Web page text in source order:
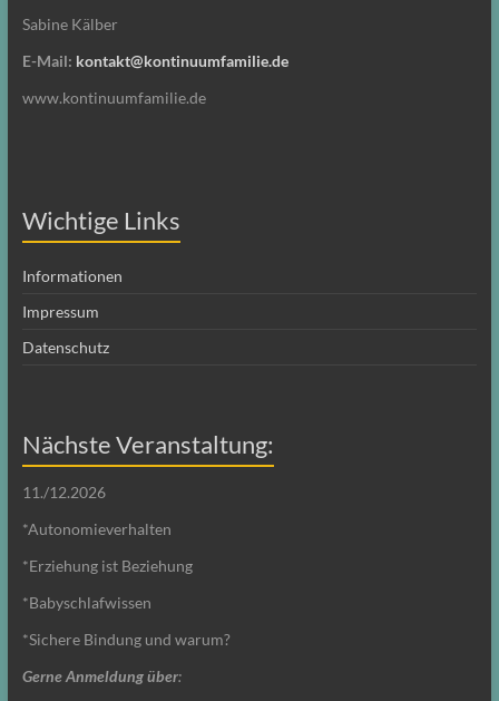
Sabine Kälber
E-Mail: kontakt@kontinuumfamilie.de
www.kontinuumfamilie.de
Wichtige Links
Informationen
Impressum
Datenschutz
Nächste Veranstaltung:
11./12.2026
*Autonomieverhalten
*Erziehung ist Beziehung
*Babyschlafwissen
*Sichere Bindung und warum?
Gerne Anmeldung über: